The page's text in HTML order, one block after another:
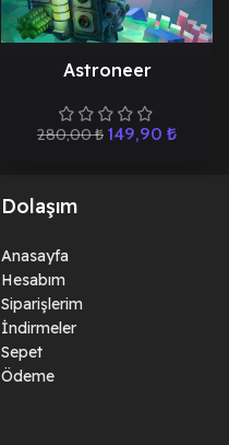
Astroneer
280,00₺ 149,90 ₺
Dolaşım
Anasayfa
Hesabım
Siparişlerim
İndirmeler
Sepet
Ödeme